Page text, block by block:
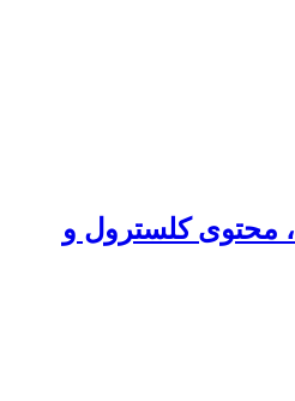
اثر اسانس مرزه خوزستانی (Satureja khuzistanica) در آب آشامیدنی، بر نسبت اسید های چرب امگا-6 به امگا-3، محتوی کلسترول و